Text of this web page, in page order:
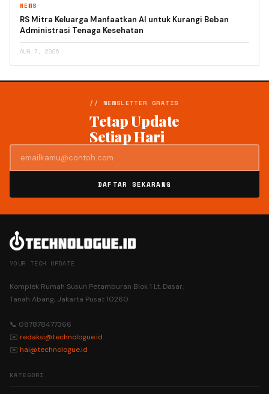
NEWS
RS Mitra Keluarga Manfaatkan AI untuk Kurangi Beban
Administrasi Tenaga Kesehatan
AUG 7, 2026
// NEWSLETTER GRATIS
Tetap Update
Setiap Hari
DAFTAR SEKARANG
YOUR TECH UPDATE
Komplek Rumah Susun Petamburan Blok 1 Lt. Dasar,
Tanah Abang, Jakarta Pusat 10260
📞 087878477366
✉️ redaksi@technologue.id
✉️ hai@technologue.id
KATEGORI